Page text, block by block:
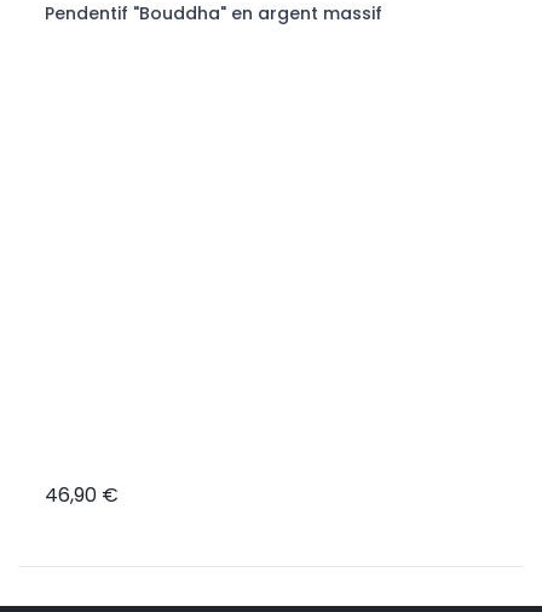
Pendentif "Bouddha" en argent massif
46,90 €